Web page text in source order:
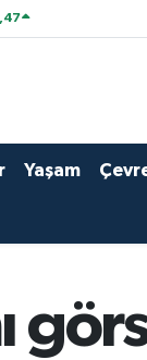
Yaşam